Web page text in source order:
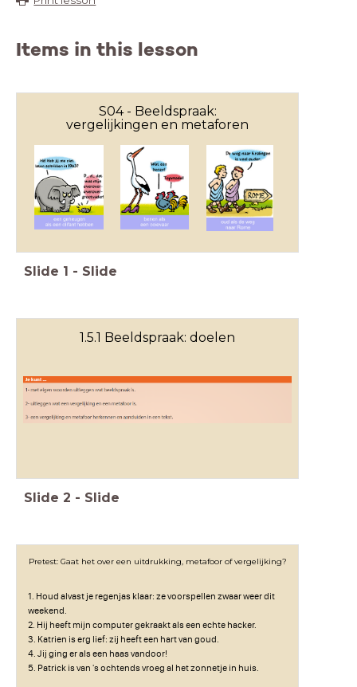
Items in this lesson
S04 - Beeldspraak:
vergelijkingen en metaforen
Slide 1 - Slide
1.5.1 Beeldspraak: doelen
Slide 2 - Slide
Pretest: Gaat het over een uitdrukking, metafoor of vergelijking?
1. Houd alvast je regenjas klaar: ze voorspellen zwaar weer dit
weekend.
2. Hij heeft mijn computer gekraakt als een echte hacker.
3. Katrien is erg lief: zij heeft een hart van goud.
4. Jij ging er als een haas vandoor!
5. Patrick is van 's ochtends vroeg al het zonnetje in huis.